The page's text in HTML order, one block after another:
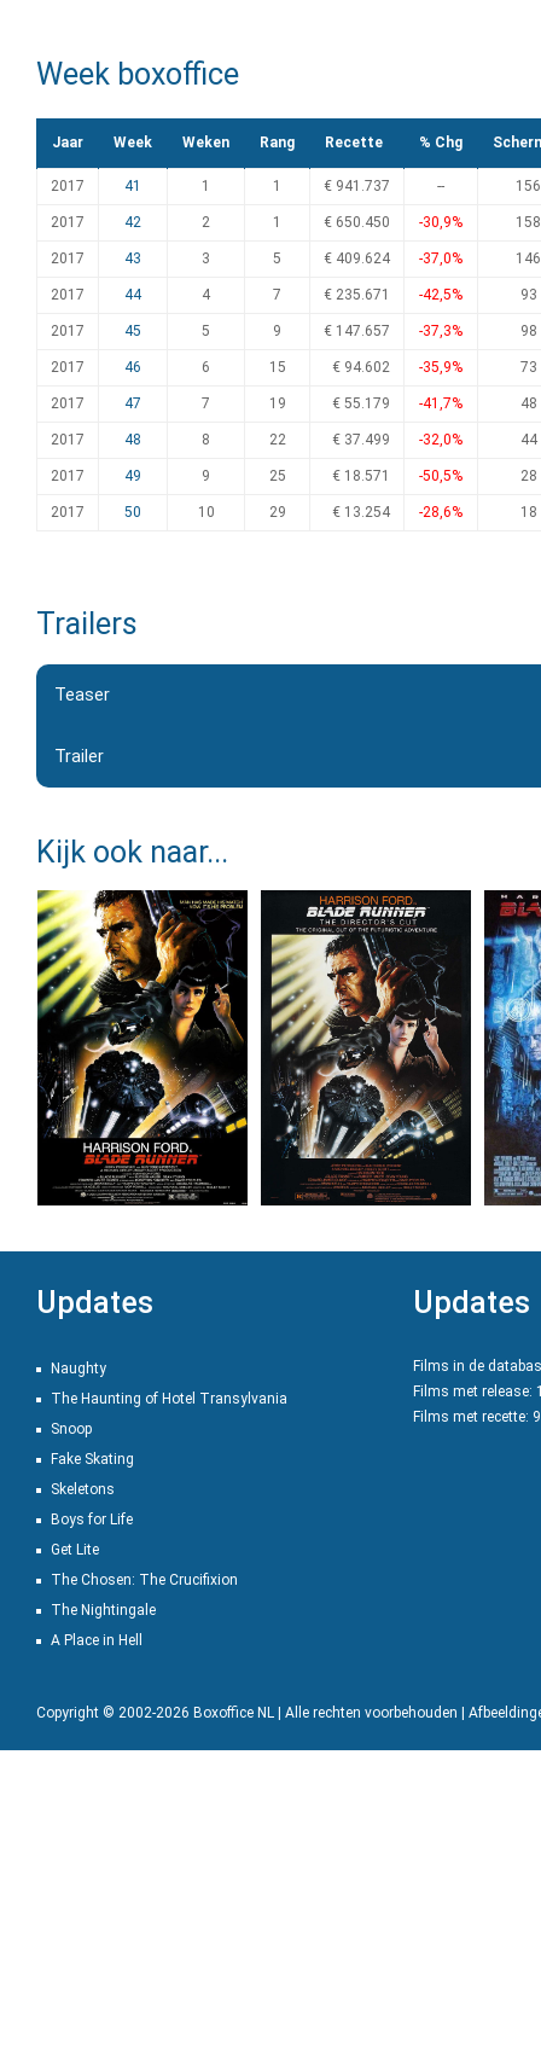
Week boxoffice
Jaar Week Weken Rang Recette % Chg
2017 41 1 1 € 941.737 -- 156
2017 42 2 1 € 650.450 -30,9% 158
2017 43 3 5 € 409.624 -37,0% 146
2017 44 4 7 € 235.671 -42,5% 93
2017 45 5 9 € 147.657 -37,3% 98
2017 46 6 15 € 94.602 -35,9% 73
2017 47 7 19 € 55.179 -41,7% 48
2017 48 8 22 € 37.499 -32,0% 44
2017 49 9 25 € 18.571 -50,5% 28
2017 50 10 29 € 13.254 -28,6% 18
Trailers
Teaser
Trailer
Kijk ook naar...
Updates
Naughty
The Haunting of Hotel Transylvania
Snoop
Fake Skating
Skeletons
Boys for Life
Get Lite
The Chosen: The Crucifixion
The Nightingale
A Place in Hell
Updates
Films in de
Films met release:
Films met recette:
Copyright © 2002-2026 Boxoffice NL | Alle rechten voorbehouden |